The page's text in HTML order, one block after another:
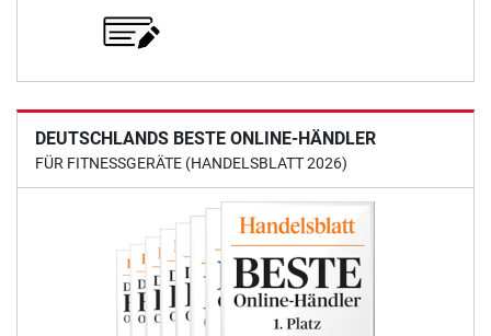
DEUTSCHLANDS BESTE ONLINE-HÄNDLER
FÜR FITNESSGERÄTE (HANDELSBLATT 2026)